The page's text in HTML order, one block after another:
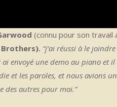
(connu pour son travail
Brothers). “j’ai réussi à le
ai envoyé une demo au piano et
et les paroles, et nous avions
des autres pour moi.”